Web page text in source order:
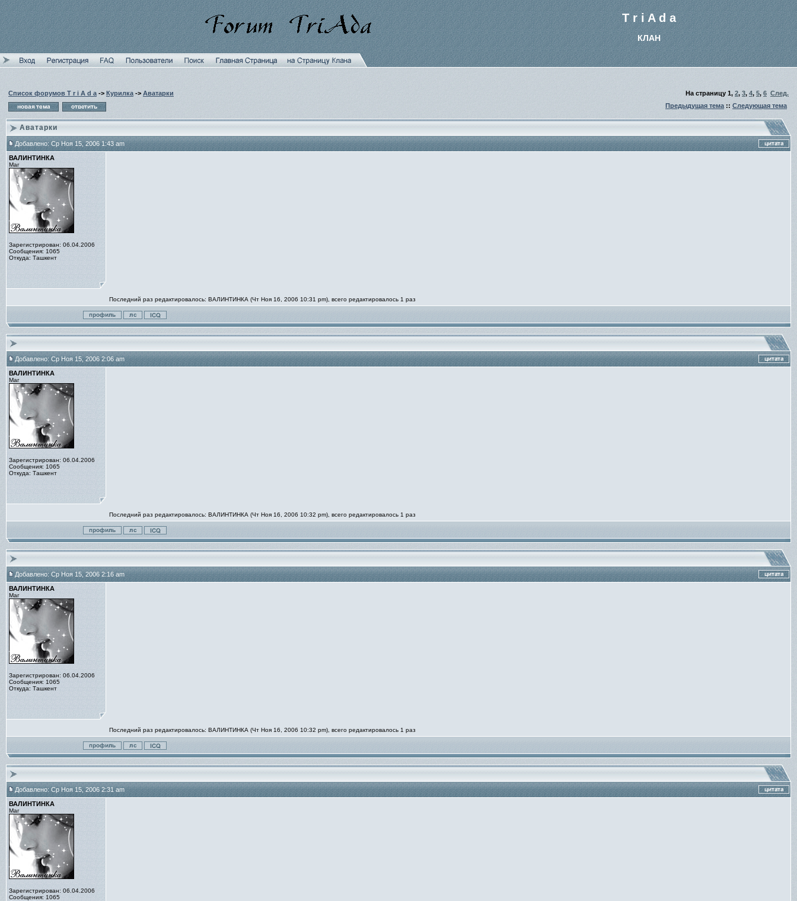
T r i A d a
КЛАН
Список форумов T r i A d a -> Курилка -> Аватарки На страницу 1, 2, 3, 4, 5, 6 След.
Предыдущая тема :: Следующая тема
Аватарки
Добавлено: Ср Ноя 15, 2006 1:43 am
ВАЛИНТИНКА
Маг
Зарегистрирован: 06.04.2006
Сообщения: 1065
Откуда: Ташкент
Последний раз редактировалось: ВАЛИНТИНКА (Чт Ноя 16, 2006 10:31 pm), всего редактировалось 1 раз
Добавлено: Ср Ноя 15, 2006 2:06 am
ВАЛИНТИНКА
Маг
Зарегистрирован: 06.04.2006
Сообщения: 1065
Откуда: Ташкент
Последний раз редактировалось: ВАЛИНТИНКА (Чт Ноя 16, 2006 10:32 pm), всего редактировалось 1 раз
Добавлено: Ср Ноя 15, 2006 2:16 am
ВАЛИНТИНКА
Маг
Зарегистрирован: 06.04.2006
Сообщения: 1065
Откуда: Ташкент
Последний раз редактировалось: ВАЛИНТИНКА (Чт Ноя 16, 2006 10:32 pm), всего редактировалось 1 раз
Добавлено: Ср Ноя 15, 2006 2:31 am
ВАЛИНТИНКА
Маг
Зарегистрирован: 06.04.2006
Сообщения: 1065